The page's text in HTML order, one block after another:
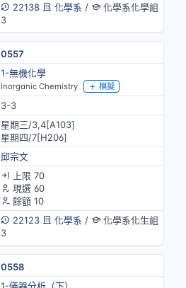
22138
化學系 /
化學系化學組
3
0557
1-無機化學
Inorganic Chemistry 模擬
3-3
星期三/3,4[A103]
星期四/7[H206]
邱宗文
上限 70
現選 60
餘額 10
22123
化學系 /
化學系化生組
3
0558